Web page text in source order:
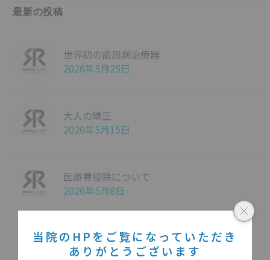
最新の投稿
世界初の歯周病治療器
2026年5月25日
大人の矯正
2026年5月15日
医療費控除について
2026年5月8日
当院のHPをご覧になっていただき
ありがとうございます